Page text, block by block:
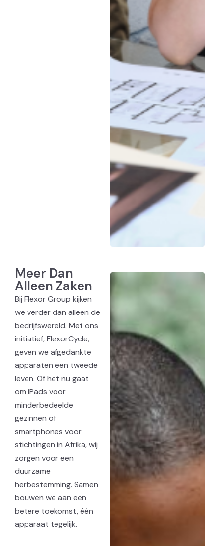
Meer Dan
Alleen Zaken
Bij Flexor Group kijken
we verder dan alleen de
bedrijfswereld. Met ons
initiatief, FlexorCycle,
geven we afgedankte
apparaten een tweede
leven. Of het nu gaat
om iPads voor
minderbedeelde
gezinnen of
smartphones voor
stichtingen in Afrika, wij
zorgen voor een
duurzame
herbestemming. Samen
bouwen we aan een
betere toekomst, één
apparaat tegelijk.